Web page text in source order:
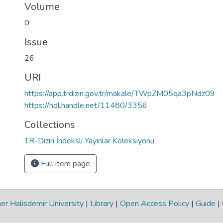
Volume
0
Issue
26
URI
https://app.trdizin.gov.tr/makale/TWpZM05qa3pNdz09
https://hdl.handle.net/11480/3356
Collections
TR-Dizin İndeksli Yayınlar Koleksiyonu
Full item page
Halisdemir University | Library | Open Access Policy | Guide |